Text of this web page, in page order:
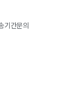
기간문의